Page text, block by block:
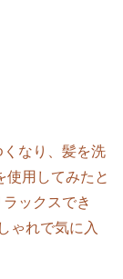
くなり、髪を洗
使用してみたと
ックスでき
ゃれで気に入